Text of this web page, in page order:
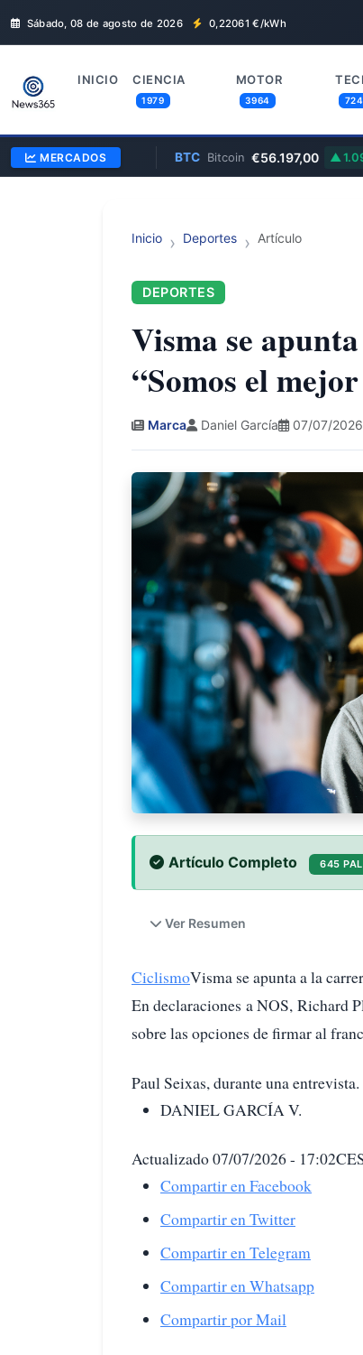
Sábado, 08 de agosto de 2026 0,22061 €/kWh
INICIO CIENCIA
1979
MOTOR
3964
MERCADOS
0,8570 — Bitcoin €56.197,00 1.09%
Inicio Deportes Artículo
DEPORTES
Visma se
“Somos el
Marca Daniel García 07/07/
Artículo Completo 645
Ver Resumen
CiclismoVisma se apunta a la
En declaraciones a NOS, Richard
sobre las opciones de firmar al
Paul Seixas, durante una entrevista.
DANIEL GARCÍA V.
Actualizado 07/07/2026 -
Compartir en Facebook
Compartir en Twitter
Compartir en Telegram
Compartir en Whatsapp
Compartir por Mail